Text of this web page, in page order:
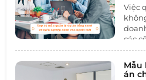
năm
hiểu
Việc
các
tiền
biến
Mẫu
án